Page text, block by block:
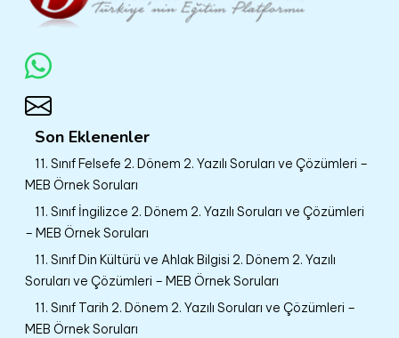
Son Eklenenler
11. Sınıf Felsefe 2. Dönem 2. Yazılı Soruları ve Çözümleri –
MEB Örnek Soruları
11. Sınıf İngilizce 2. Dönem 2. Yazılı Soruları ve Çözümleri
– MEB Örnek Soruları
11. Sınıf Din Kültürü ve Ahlak Bilgisi 2. Dönem 2. Yazılı
Soruları ve Çözümleri – MEB Örnek Soruları
11. Sınıf Tarih 2. Dönem 2. Yazılı Soruları ve Çözümleri –
MEB Örnek Soruları